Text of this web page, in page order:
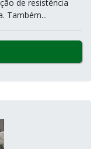
de resistência
Também...